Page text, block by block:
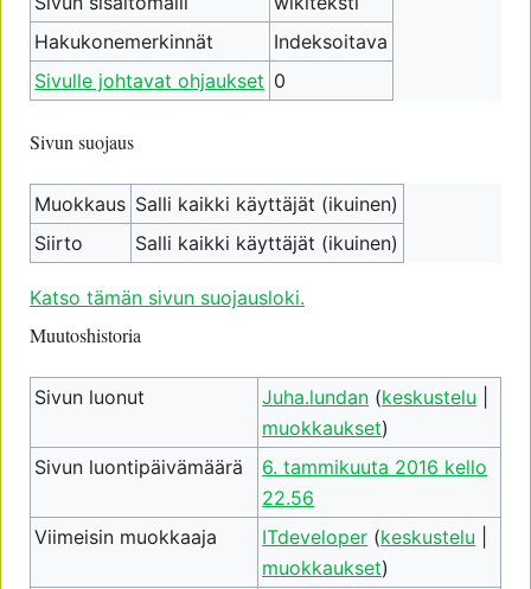
Hakukonemerkinnät
Indeksoitava
Sivulle johtavat ohjaukset 0
Sivun suojaus
Muokkaus Salli kaikki käyttäjät (ikuinen)
Siirto
Salli kaikki käyttäjät (ikuinen)
Katso tämän sivun suojausloki.
Muutoshistoria
Sivun luonut Juha.lundan (keskustelu
muokkaukset)
Sivun luontipäivämäärä
6. tammikuuta 2016 kello
22.56
Viimeisin muokkaaja
ITdeveloper (keskustelu
muokkaukset)